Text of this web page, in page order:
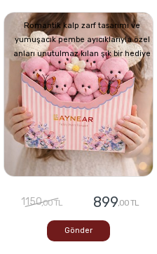
Romantik kalp zarf tasarımı ve
yumuşacık pembe ayıcıklarıyla özel
anları unutulmaz kılan şık bir hediye
1150,00 TL 899,00 TL
Gönder